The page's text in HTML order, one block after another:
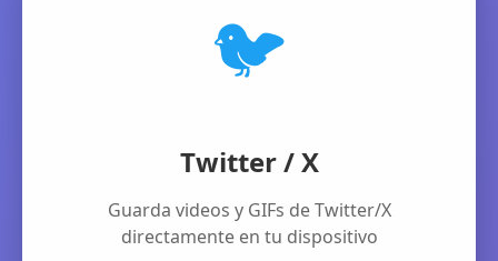
🐦
Twitter / X
Guarda videos y GIFs de Twitter/X
directamente en tu dispositivo